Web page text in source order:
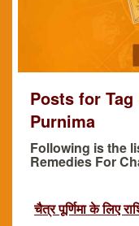
Posts for
Purnima
Following is the
Remedies For
चैत्र पूर्णिमा के लिए